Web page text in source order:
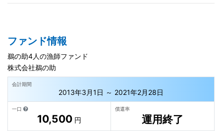
ファンド情報
鵜の助4人の漁師ファンド
株式会社鵜の助
会計期間
2013年3月1日 ～ 2021年2月28日
一口
10,500 円
償還率
運用終了